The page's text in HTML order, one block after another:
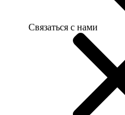
Связаться с нами